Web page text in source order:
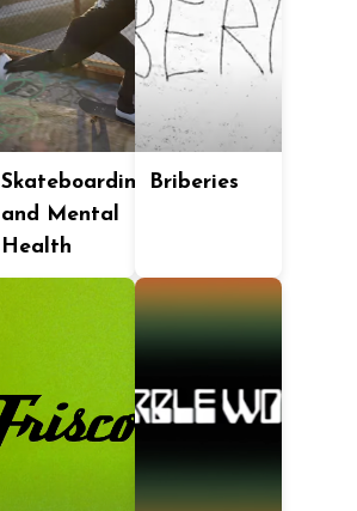
Skateboarding
and Mental
Health
Briberies